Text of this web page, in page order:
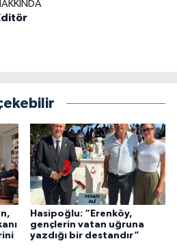
Hasipoğlu: “Erenköy,
gençlerin vatan uğruna
yazdığı bir destandır”